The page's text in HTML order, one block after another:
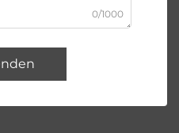
0/1000